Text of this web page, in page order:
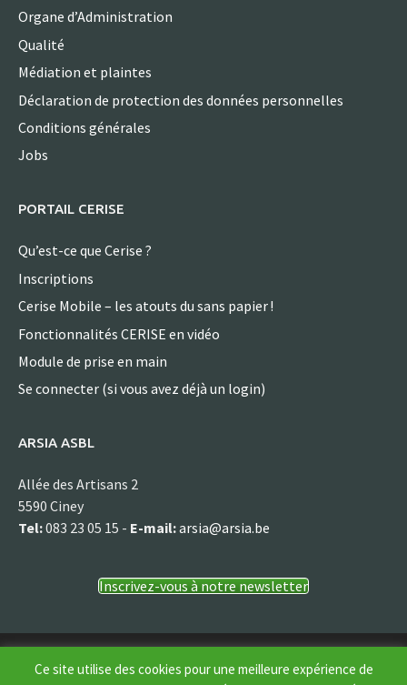
Organe d’Administration
Qualité
Médiation et plaintes
Déclaration de protection des données personnelles
Conditions générales
Jobs
PORTAIL CERISE
Qu’est-ce que Cerise ?
Inscriptions
Cerise Mobile – les atouts du sans papier !
Fonctionnalités CERISE en vidéo
Module de prise en main
Se connecter (si vous avez déjà un login)
ARSIA ASBL
Allée des Artisans 2
5590 Ciney
Tel:083 23 05 15 - E-mail:arsia@arsia.be
Inscrivez-vous à notre newsletter
Ce site utilise des cookies pour une meilleure expérience de